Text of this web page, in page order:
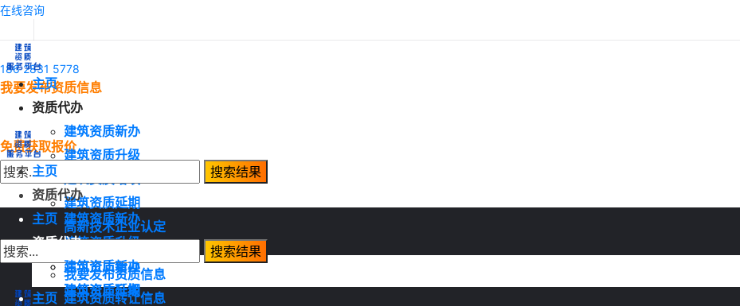
在线咨询
186 2831 5778
我要发布资质信息
免费获取报价
主页
资质代办
建筑资质新办
建筑资质升级
建筑资质延期
高新技术企业认定
我要发布资质信息
建筑资质转让信息
主页
资质代办
建筑资质新办
建筑资质升级
建筑资质增项
建筑资质延期
主页
资质代办
建筑资质新办
建筑资质升级
主页